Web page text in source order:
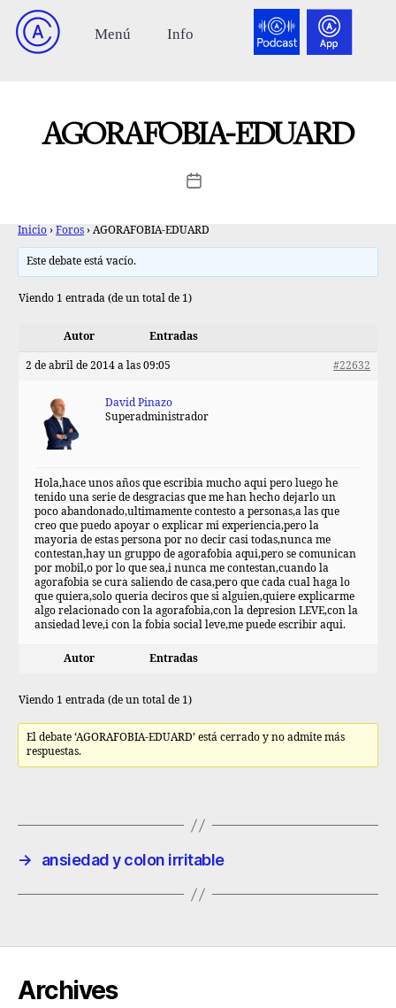
AGORAFOBIA-EDUARD
Inicio › Foros › AGORAFOBIA-EDUARD
Este debate está vacío.
Viendo 1 entrada (de un total de 1)
Autor Entradas
2 de abril de 2014 a las 09:05 #22632
David Pinazo
Superadministrador
Hola,hace unos años que escribia mucho aqui pero luego he
tenido una serie de desgracias que me han hecho dejarlo un
poco abandonado,ultimamente contesto a personas,a las que
creo que puedo apoyar o explicar mi experiencia,pero la
mayoria de estas persona por no decir casi todas,nunca me
contestan,hay un gruppo de agorafobia aqui,pero se comunican
por mobil,o por lo que sea,i nunca me contestan,cuando la
agorafobia se cura saliendo de casa,pero que cada cual haga lo
que quiera,solo queria deciros que si alguien,quiere explicarme
algo relacionado con la agorafobia,con la depresion LEVE,con la
ansiedad leve,i con la fobia social leve,me puede escribir aqui.
Autor Entradas
Viendo 1 entrada (de un total de 1)
El debate ‘AGORAFOBIA-EDUARD’ está cerrado y no admite más
respuestas.
→ ansiedad y colon irritable
Archives